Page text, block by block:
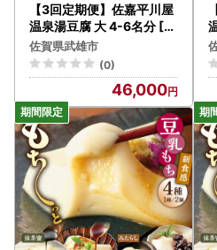
【3回定期便】佐嘉平川屋
温泉湯豆腐 大 4-6名分 [U
BU014] 豆腐 とうふ
佐賀県武雄市
(0)
46,000